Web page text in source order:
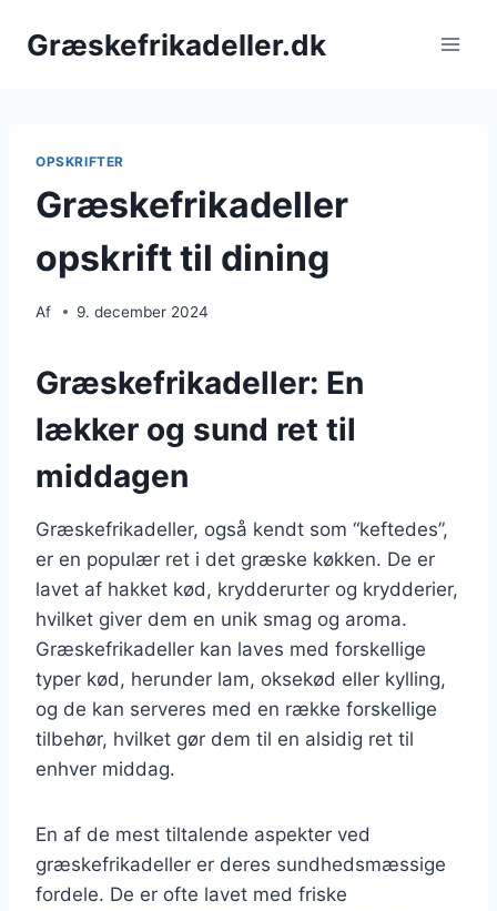
Græskefrikadeller.dk
OPSKRIFTER
Græskefrikadeller
opskrift til dining
Af 9. december 2024
Græskefrikadeller: En
lækker og sund ret til
middagen
Græskefrikadeller, også kendt som “keftedes”,
er en populær ret i det græske køkken. De er
lavet af hakket kød, krydderurter og krydderier,
hvilket giver dem en unik smag og aroma.
Græskefrikadeller kan laves med forskellige
typer kød, herunder lam, oksekød eller kylling,
og de kan serveres med en række forskellige
tilbehør, hvilket gør dem til en alsidig ret til
enhver middag.
En af de mest tiltalende aspekter ved
græskefrikadeller er deres sundhedsmæssige
fordele. De er ofte lavet med friske